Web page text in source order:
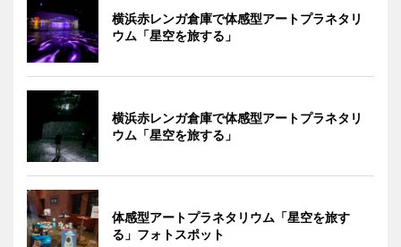
横浜赤レンガ倉庫で体感型アートプラネタリ
ウム「星空を旅する」
横浜赤レンガ倉庫で体感型アートプラネタリ
ウム「星空を旅する」
体感型アートプラネタリウム「星空を旅す
る」フォトスポット